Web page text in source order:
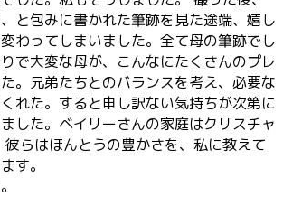
と包みに書かれた筆跡を見た途端、嬉し
わってしまいました。全て母の筆跡でし
で大変な母が、こんなにたくさんのプレ
。兄弟たちとのバランスを考え、必要な
れた。すると申し訳ない気持ちが次第に
した。ベイリーさんの家庭はクリスチャ
らはほんとうの豊かさを、私に教えて
す。